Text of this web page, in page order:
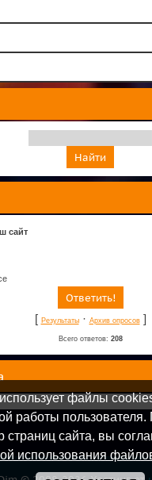
сайт
[ Результаты· Архив опросов]
Всего ответов: 208
файлы
работы
страниц сайта, вы
использования